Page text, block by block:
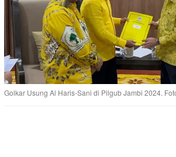
Golkar Usung Al Haris-Sani di Pilgub Jambi 2024.